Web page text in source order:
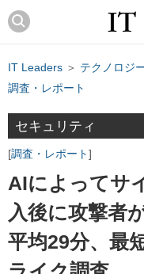
IT Leaders ＞ テクノロジ
調査・レポート
セキュリティ
調査・レポート
AIによってサ
入後に攻撃者
平均29分、最